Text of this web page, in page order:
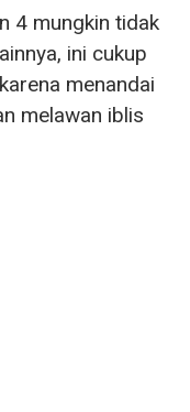
4 mungkin tidak
ini cukup
menandai
melawan iblis